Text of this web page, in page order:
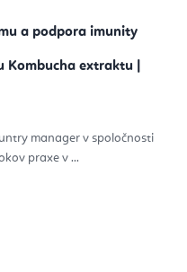
a podpora imunity
Kombucha extraktu |
manager v spoločnosti
praxe v ...